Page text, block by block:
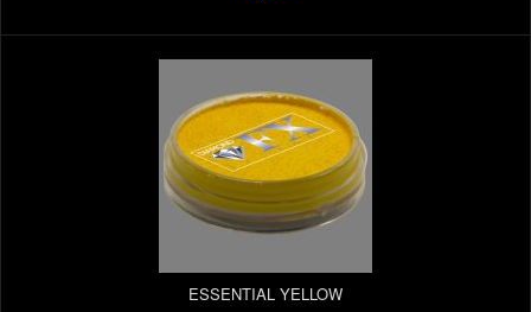
ESSENTIAL YELLOW